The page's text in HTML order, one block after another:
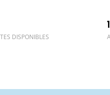
DISPONIBLES